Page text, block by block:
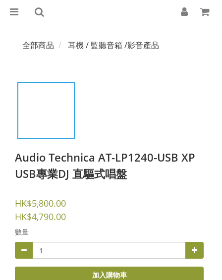
全部商品 耳機 / 監聽音箱 /影音產品
Audio Technica AT-LP1240-USB XP
USB專業DJ 直驅式唱盤
HK$5,800.00
HK$4,790.00
數量
加入購物車